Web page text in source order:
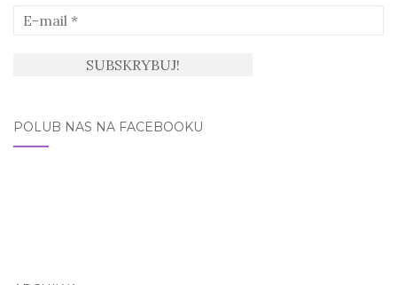
POLUB NAS NA FACEBOOKU